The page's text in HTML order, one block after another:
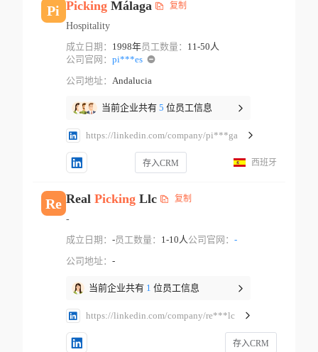
Pi PickingMálaga 复制
Hospitality
成立日期： 1998年员工数量： 11-50人
公司官网： pi***es
公司地址： Andalucia
当前企业共有 5 位员工信息
https://linkedin.com/company/pi***ga
存入CRM 西班牙
Re Real PickingLlc 复制
-
成立日期： -员工数量： 1-10人公司官网： -
公司地址： -
当前企业共有 1 位员工信息
https://linkedin.com/company/re***lc
存入CRM